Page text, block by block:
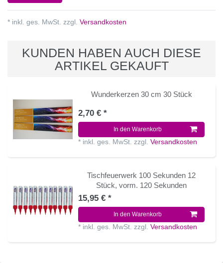
* inkl. ges. MwSt. zzgl. Versandkosten
KUNDEN HABEN AUCH DIESE
ARTIKEL GEKAUFT
Wunderkerzen 30 cm 30 Stück
2,70 € *
In den Warenkorb
* inkl. ges. MwSt. zzgl.Versandkosten
Tischfeuerwerk 100 Sekunden 12
Stück, vorm. 120 Sekunden
15,95 € *
In den Warenkorb
* inkl. ges. MwSt. zzgl.Versandkosten